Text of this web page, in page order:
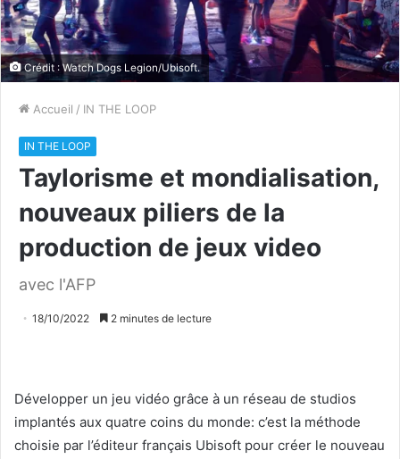
Crédit : Watch Dogs Legion/Ubisoft.
Accueil / IN THE LOOP
IN THE LOOP
Taylorisme et mondialisation,
nouveaux piliers de la
production de jeux video
avec l'AFP
18/10/2022 2 minutes de lecture
Développer un jeu vidéo grâce à un réseau de studios
implantés aux quatre coins du monde: c’est la méthode
choisie par l’éditeur français Ubisoft pour créer le nouveau